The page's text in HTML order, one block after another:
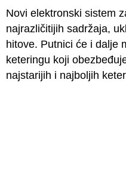
Novi elektronski sistem
najrazličitijih sadržaja,
hitove. Putnici će i dalje
keteringu koji
najstarijih i najboljih